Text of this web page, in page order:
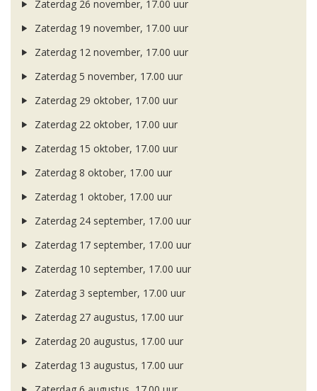
Zaterdag 26 november, 17.00 uur
Zaterdag 19 november, 17.00 uur
Zaterdag 12 november, 17.00 uur
Zaterdag 5 november, 17.00 uur
Zaterdag 29 oktober, 17.00 uur
Zaterdag 22 oktober, 17.00 uur
Zaterdag 15 oktober, 17.00 uur
Zaterdag 8 oktober, 17.00 uur
Zaterdag 1 oktober, 17.00 uur
Zaterdag 24 september, 17.00 uur
Zaterdag 17 september, 17.00 uur
Zaterdag 10 september, 17.00 uur
Zaterdag 3 september, 17.00 uur
Zaterdag 27 augustus, 17.00 uur
Zaterdag 20 augustus, 17.00 uur
Zaterdag 13 augustus, 17.00 uur